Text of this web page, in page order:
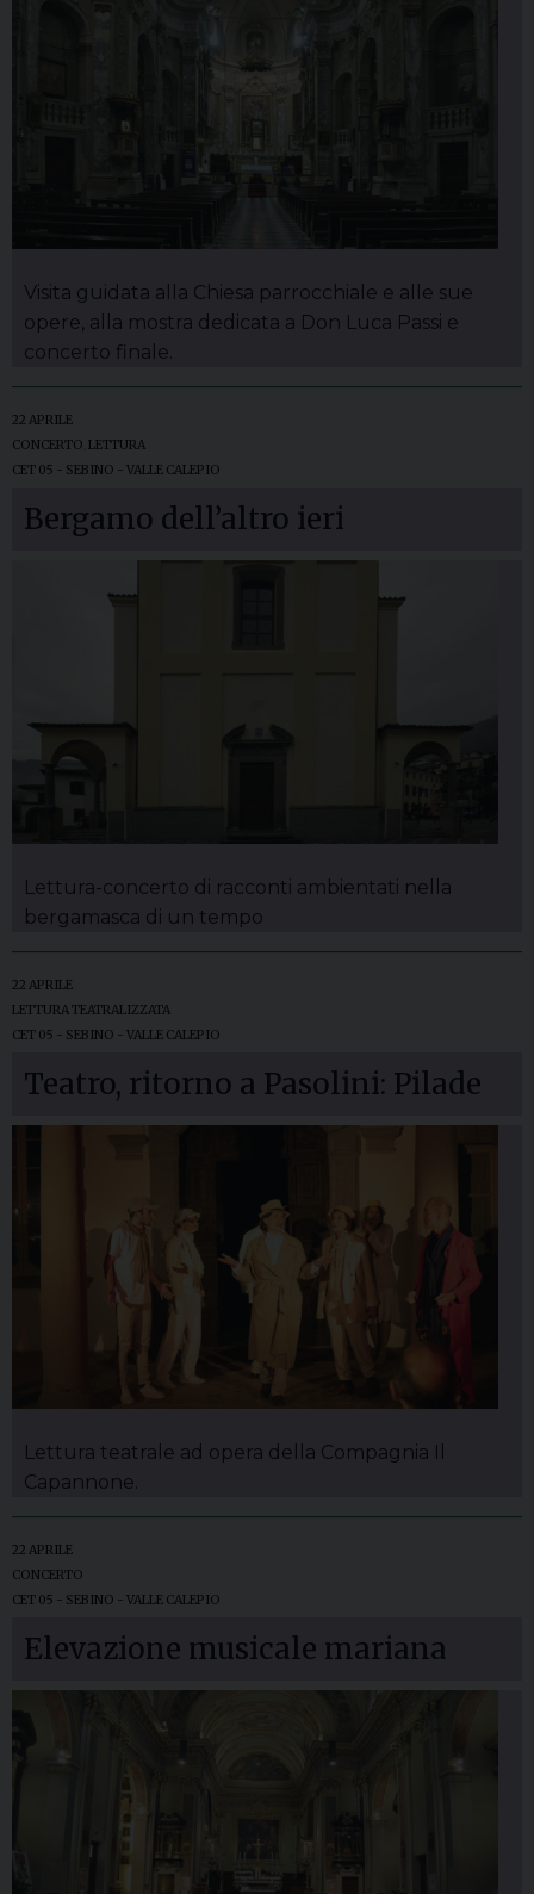
Visita guidata alla Chiesa parrocchiale e alle sue
opere, alla mostra dedicata a Don Luca Passi e
concerto finale.
22 APRILE
CONCERTO LETTURA
CET 05 - SEBINO - VALLE CALEPIO
Bergamo dell’altro ieri
Lettura-concerto di racconti ambientati nella
bergamasca di un tempo
22 APRILE
LETTURA TEATRALIZZATA
CET 05 - SEBINO - VALLE CALEPIO
Teatro, ritorno a Pasolini: Pilade
Lettura teatrale ad opera della Compagnia Il
Capannone.
22 APRILE
CONCERTO
CET 05 - SEBINO - VALLE CALEPIO
Elevazione musicale mariana